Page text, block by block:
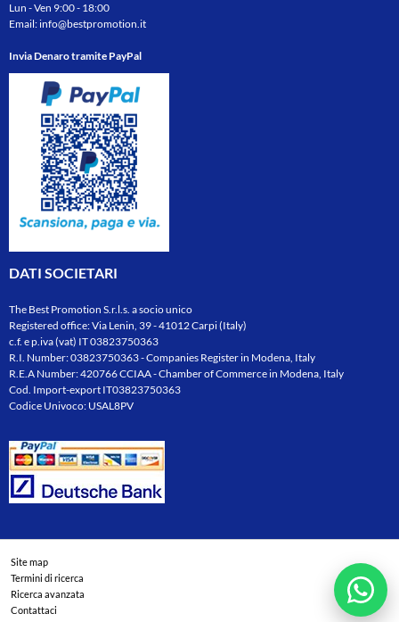
Lun - Ven 9:00 - 18:00
Email:info@bestpromotion.it
Invia Denaro tramite PayPal
DATI SOCIETARI
The Best Promotion S.r.l.s. a socio unico
Registered office: Via Lenin, 39 - 41012 Carpi (Italy)
c.f. e p.iva (vat) IT 03823750363
R.I. Number: 03823750363 - Companies Register in Modena, Italy
R.E.A Number: 420766 CCIAA - Chamber of Commerce in Modena, Italy
Cod. Import-export IT03823750363
Codice Univoco: USAL8PV
Site map
Termini di ricerca
Ricerca avanzata
Contattaci